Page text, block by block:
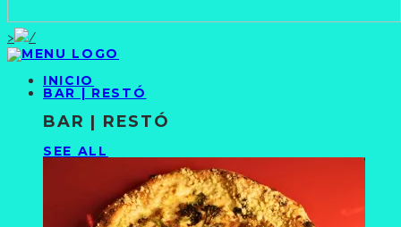
>
INICIO
BAR | RESTÓ
BAR | RESTÓ
SEE ALL